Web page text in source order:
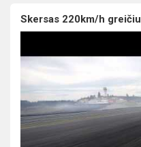
Skersas 220km/h greičiu